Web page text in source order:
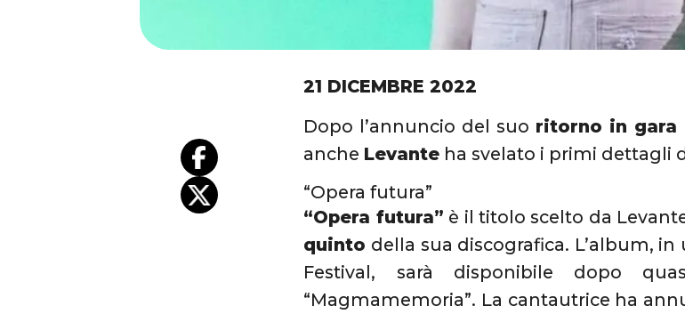
21 DICEMBRE 2022
Dopo l’annuncio del suo ritorno in gara
anche Levante ha svelato i primi dettagli
“Opera futura”
“Opera futura” è il titolo scelto da
quinto della sua discografica. L’album,
Festival, sarà disponibile dopo
“Magmamemoria”. La cantautrice ha